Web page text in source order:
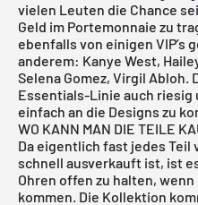
vielen Leuten die Chance
Geld im Portemonnaie zu
ebenfalls von einigen VIP’s
anderem: Kanye West,
Selena Gomez, Virgil Abloh.
Essentials-Linie auch riesig
einfach an die Designs zu
WO KANN MAN DIE TEILE
Da eigentlich fast jedes Teil
schnell ausverkauft ist, ist
Ohren offen zu halten,
kommen. Die Kollektion